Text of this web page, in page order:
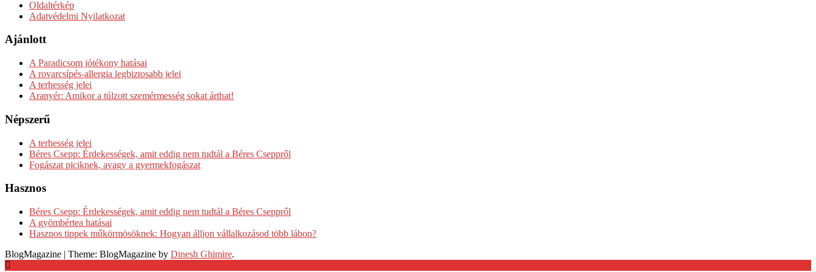
Oldaltérkép
Adatvédelmi Nyilatkozat
Ajánlott
A Paradicsom jótékony hatásai
A rovarcsípés-allergia legbiztosabb jelei
A terhesség jelei
Aranyér: Amikor a túlzott szemérmesség sokat árthat!
Népszerű
A terhesség jelei
Béres Csepp: Érdekességek, amit eddig nem tudtál a Béres Cseppről
Fogászat piciknek, avagy a gyermekfogászat
Hasznos
Béres Csepp: Érdekességek, amit eddig nem tudtál a Béres Cseppről
A gyömbértea hatásai
Hasznos tippek műkörmösöknek: Hogyan álljon vállalkozásod több lábon?
BlogMagazine | Theme: BlogMagazine by Dinesh Ghimire.